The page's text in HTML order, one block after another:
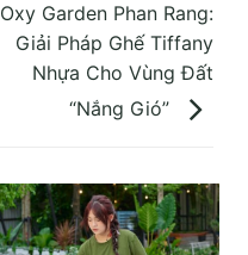
Oxy Garden Phan Rang:
Giải Pháp Ghế Tiffany
Nhựa Cho Vùng Đất
“Nắng Gió”